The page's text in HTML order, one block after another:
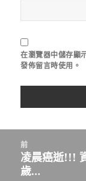
在瀏覽器中儲存顯
發佈留言時使用。
前
上
一
凌晨癌逝!!!
歲…